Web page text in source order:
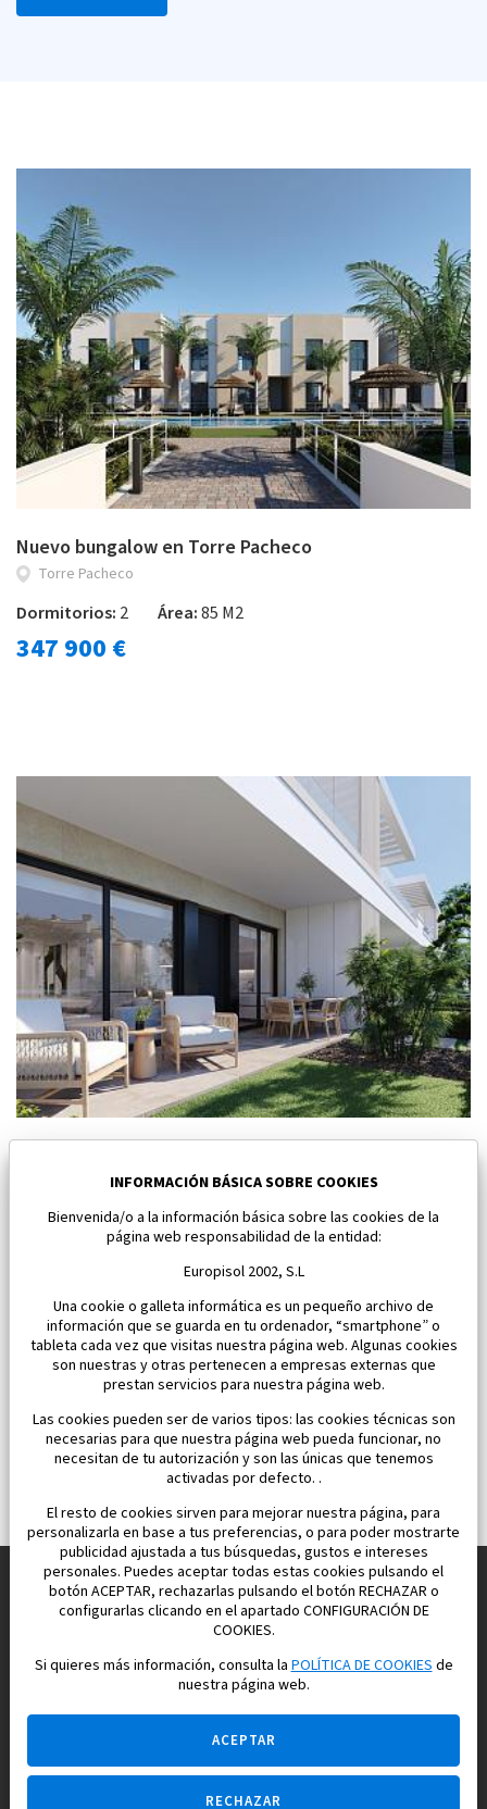
Nuevo bungalow en Torre Pacheco
Torre Pacheco
Dormitorios: 2 Área:85 M2
347 900 €
Torre Pacheco
Dormitorios:2 Área:96 M2
334 900 €
Construimos y vendemos propiedades
para su vida feliz en España
INFORMACIÓN BÁSICA SOBRE COOKIES
Bienvenida/o a la información básica sobre las cookies de la
página web responsabilidad de la entidad:
Europisol 2002, S.L
Una cookie o galleta informática es un pequeño archivo de
información que se guarda en tu ordenador, “smartphone” o
tableta cada vez que visitas nuestra página web. Algunas cookies
son nuestras y otras pertenecen a empresas externas que
prestan servicios para nuestra página web.
Las cookies pueden ser de varios tipos: las cookies técnicas son
necesarias para que nuestra página web pueda funcionar, no
necesitan de tu autorización y son las únicas que tenemos
activadas por defecto. .
El resto de cookies sirven para mejorar nuestra página, para
personalizarla en base a tus preferencias, o para poder mostrarte
publicidad ajustada a tus búsquedas, gustos e intereses
personales. Puedes aceptar todas estas cookies pulsando el
botón ACEPTAR, rechazarlas pulsando el botón RECHAZAR o
configurarlas clicando en el apartado CONFIGURACIÓN DE
COOKIES.
Si quieres más información, consulta laPOLÍTICA DE COOKIESde
nuestra página web.
ACEPTAR
RECHAZAR